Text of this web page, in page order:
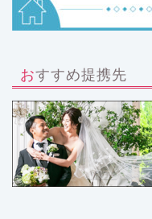
おすすめ提携先